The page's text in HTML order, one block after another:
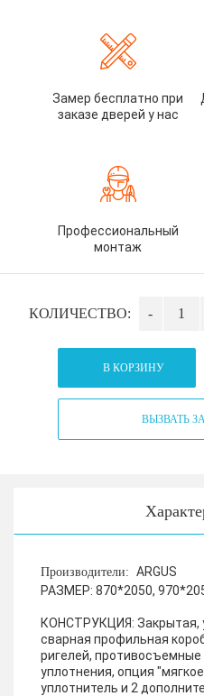
Замер бесплатно при
заказе дверей у нас
Профессиональный
монтаж
КОЛИЧЕСТВО: -
В КОРЗИНУ
ВЫЗВАТЬ
Производители: ARGUS
РАЗМЕР: 870*2050,
КОНСТРУКЦИЯ: Закрытая,
сварная профильная
ригелей,
уплотнения, опция
уплотнитель и 2